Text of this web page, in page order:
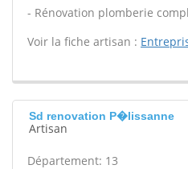
- Rénovation plomberie
Voir la fiche artisan :
Sd renovation P�lissanne
Artisan
Département: 13